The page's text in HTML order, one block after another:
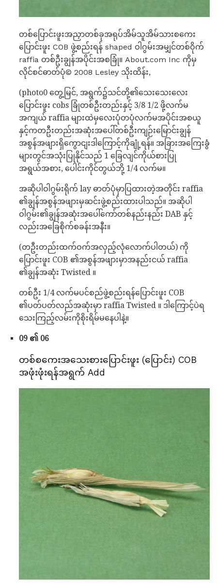
တစ်ပြောင်းဖူးအညှာတစ်ခုအရုပ်အိမ်သူအိမ်သားစကေး
ပြောင်းဖူး COB ဖွဲ့စည်းရန် shaped ဝါဂွမ်းအမျှင်တစ်ဝိုက်
raffia တစ်ဦးချွန်အပိုင်းအစခြုံ။ About.com Inc ကိုမှ
လိုင်စင်ဓာတ်ပုံ© 2008 Lesley သိုးထိန်း,
(photo0 တွေ့မြင်, အရွက်၌သင်တို့၏သေးသေးလေး
ပြောင်းဖူး cobs ခြုံတစ်ဦးတည်းနှင့် 3/8 1/2 ဖို့လက်မ
အကျယ် raffia များထဲမှလေးပုံတပုံလက်မအပိုင်းအစယူ
နှင့်ကတဦးတည်းအဆုံးအပေါ်တစ်ဦးကျဉ်းမြောင်းချွန်
အစွန်အဖျားရှိကွောငျးဒါကြောင့်ကိုချုံ့ရန်။ အခြားအကြေးခွံ
များတွင်အသုံးပြုနိုင်သည် 1 ခြေလျင်ကိုယ်စားပြု
အရွယ်အစား, ပေါင်းကိုင်တွယ်ဘို့ 1/4 လက်မ။
အဆိုပါဝါဂွမ်းရိုက် lay ဓာတ်ပုံမှာပြထားတဲ့အတိုင်း raffia
၏ချွန်အစွန်အဖျားမှဆင်းဖွဲ့စည်းထားပါသည်။ အဆိုပါ
ဝါဂွမ်း၏ချွန်အဆုံးအပေါ်ကော်တစ်နည်းနည်း DAB နှင့်
လည်းအခြေစိုက်စခန်းအနီး။
(တဦးတည်းထက်ဝက်အလှည့်လုံလောက်ပါတယ်) ကို
ပြောင်းဖူး COB ၏အစွန်အဖျားမှာအနည်းငယ် raffia
၏ချွန်အဆုံး Twisted ။
တစ်ဦး 1/4 လက်မပင်စည်ဖွဲ့စည်းရန်ပြောင်းဖူး COB
၏ပတ်ပတ်လည်အဆုံးမှာ raffia Twisted ။ ဒါကြောင့်ပဲရ
သေးကြည့်လမ်းကိုစိုးရိမ်မနေပါနဲ့။
09 ၏ 06
တစ်စကေးအသေးစားပြောင်းဖူး (ပြောင်း) COB
အဖုံးဖုံးရန်အရွက် Add